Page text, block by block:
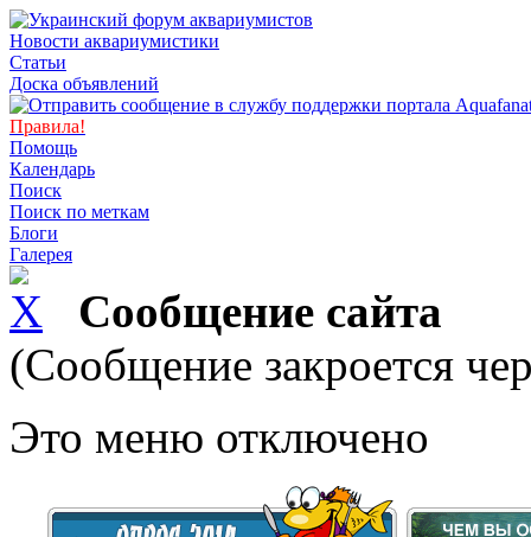
Новости аквариумистики
Статьи
Доска объявлений
Правила!
Помощь
Календарь
Поиск
Поиск по меткам
Блоги
Галерея
Сообщение сайта
(Сообщение закроется
Это меню отключено